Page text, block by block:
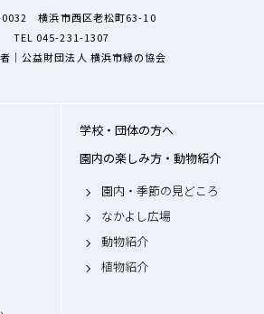
横浜市西区老松町63-10
TEL 045-231-1307
｜公益財団法人 横浜市緑の協会
学校・団体の方へ
園内の楽しみ方・動物紹介
園内・季節の見どころ
なかよし広場
動物紹介
植物紹介